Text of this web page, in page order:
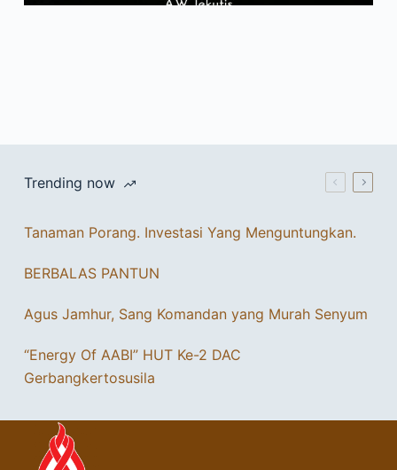
Trending now
Tanaman Porang. Investasi Yang Menguntungkan.
BERBALAS PANTUN
Agus Jamhur, Sang Komandan yang Murah Senyum
“Energy Of AABI” HUT Ke-2 DAC
Gerbangkertosusila